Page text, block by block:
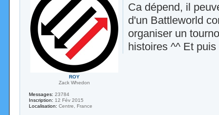
Ca dépend, il
d'un Battleworld
organiser un
histoires ^^ Et
ROY
Zack Whedon
Messages: 23784
Inscription: 12 Fév 2015
Localisation: Centre, France